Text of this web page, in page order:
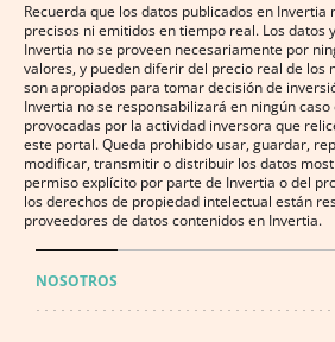
Recuerda que los datos publicados en Invertia
precisos ni emitidos en tiempo real. Los datos
Invertia no se proveen necesariamente por
valores, y pueden diferir del precio real de los
son apropiados para tomar decisión de
Invertia no se responsabilizará en ningún
provocadas por la actividad inversora que
este portal. Queda prohibido usar, guardar,
modificar, transmitir o distribuir los datos
permiso explícito por parte de Invertia o del
los derechos de propiedad intelectual están
proveedores de datos contenidos en Invertia.
NOSOTROS